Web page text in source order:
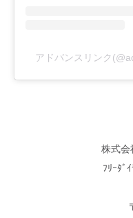
アドバンスリンク
株式会
ﾌﾘｰﾀﾞ